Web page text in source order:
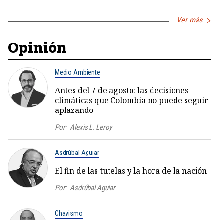
Ver más
Opinión
Medio Ambiente
Antes del 7 de agosto: las decisiones
climáticas que Colombia no puede seguir
aplazando
Por: Alexis L. Leroy
Asdrúbal Aguiar
El fin de las tutelas y la hora de la nación
Por: Asdrúbal Aguiar
Chavismo